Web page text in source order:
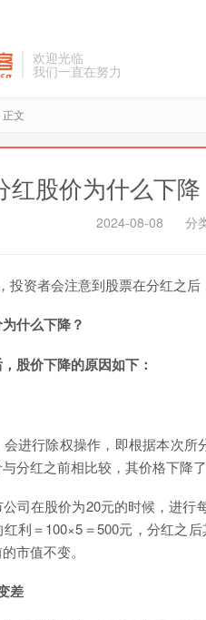
欢迎光临
我们一直在努力
正文
红股价为什么下
2024-08-08 分
投资者会注意到股票在分红之
什么下降？
股价下降的原因如下：
进行除权操作，即根据本次所
分红之前相比较，其价格下降了
司在股价为20元的时候，进行
利＝100×5＝500元，分红之
市值不变。
差